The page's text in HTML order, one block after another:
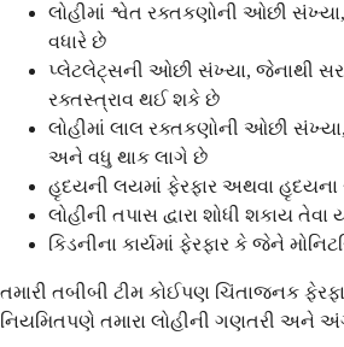
લોહીમાં શ્વેત રક્તકણોની ઓછી
વધારે છે
પ્લેટલેટ્સની ઓછી સંખ્યા, જેનાથી
રક્તસ્ત્રાવ થઈ શકે છે
લોહીમાં લાલ રક્તકણોની ઓછી
અને વધુ થાક લાગે છે
હૃદયની લયમાં ફેરફાર અથવા
લોહીની તપાસ દ્વારા શોધી શકાય તેવા
કિડનીના કાર્યમાં ફેરફાર કે જેને
તમારી તબીબી ટીમ કોઈપણ ચિંતાજનક
નિયમિતપણે તમારા લોહીની ગણતરી અને